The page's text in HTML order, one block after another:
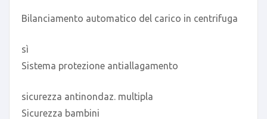
Bilanciamento automatico del carico in centrifuga
sì
Sistema protezione antiallagamento
sicurezza antinondaz. multipla
Sicurezza bambini